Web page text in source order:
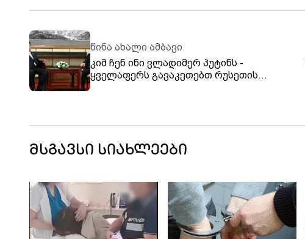
წინა ახალი ამბავი
კიმ ჩენ ინი ვლადიმერ პუტინს -
ყველაფერს გავაკეთებთ რუსეთის
მსგავსი სიახლეები